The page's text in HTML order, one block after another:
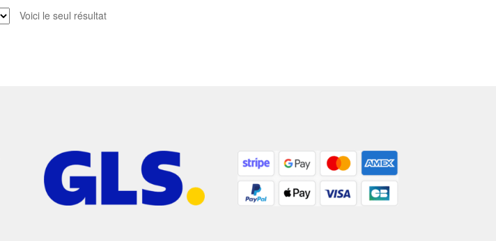
Voici le seul résultat